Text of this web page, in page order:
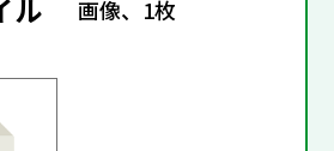
ル 画像、1枚